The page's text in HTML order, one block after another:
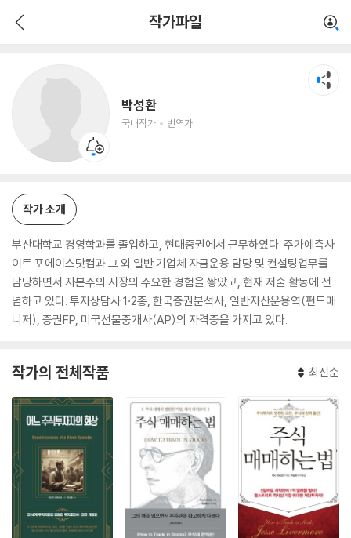
작가파일
박성환
국내작가 번역가
작가 소개
부산대학교 경영학과를 졸업하고, 현대증권에서 근무하였다. 주가예측사
이트 포에이스닷컴과 그 외 일반 기업체 자금운용 담당 및 컨설팅업무를
담당하면서 자본주의 시장의 주요한 경험을 쌓았고, 현재 저술 활동에 전
념하고 있다. 투자상담사 1·2종, 한국증권분석사, 일반자산운용역(펀드매
니저), 증권FP, 미국선물중개사(AP)의 자격증을 가지고 있다.
작가의 전체작품 최신순